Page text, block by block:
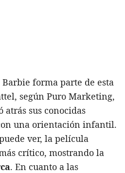
forma parte de esta
según Puro Marketing,
atrás sus conocidas
una orientación infantil.
ver, la película
crítico, mostrando la
. En cuanto a las